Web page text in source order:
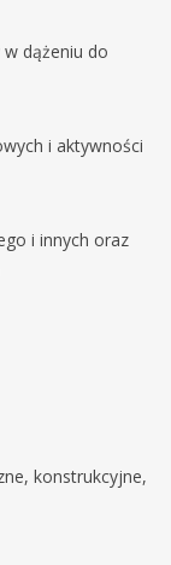
dążeniu do
i aktywności
i innych oraz
konstrukcyjne,